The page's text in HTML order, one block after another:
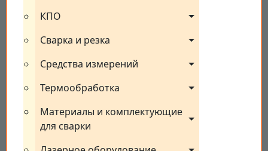
КПО
Сварка и резка
Средства измерений
Термообработка
Материалы и комплектующие
для сварки